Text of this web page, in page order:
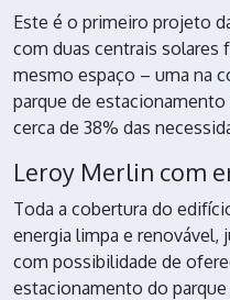
Este é o primeiro projeto
com duas centrais
mesmo espaço – uma na
parque de estacionamento
cerca de 38% das
Leroy Merlin com
Toda a cobertura do
energia limpa e
com possibilidade de
estacionamento do